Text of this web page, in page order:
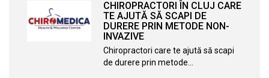
CHIROPRACTORI ÎN CLUJ CARE
TE AJUTĂ SĂ SCAPI DE
DURERE PRIN METODE NON-
INVAZIVE
Chiropractori care te ajută să scapi
de durere prin metode…